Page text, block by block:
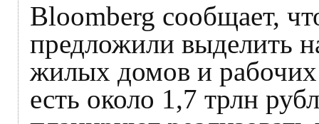
Bloomberg сообщает,
предложили выделить
жилых домов и
есть около 1,7 трлн